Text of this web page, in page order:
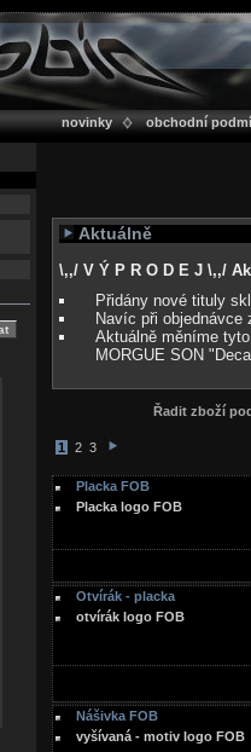
novinky obchodní
Aktuálně
\,,/ V Ý P R O D E J \,,/
Přidány nové tituly
Navíc při
Aktuálně měníme
MORGUE SON
Řadit zboží
1 2 3
Placka FOB
Placka logo FOB
Otvírák - placka
otvírák logo FOB
Nášivka FOB
vyšívaná - motiv logo FOB